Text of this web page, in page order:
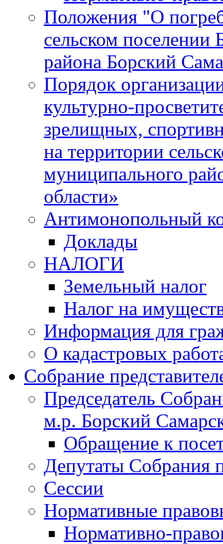
Положения "О
сельском поселении
района Борский
Порядок
культурно-
зрелищных,
на территории
муниципального
области»
Антимонопольный
Доклады
НАЛОГИ
Земельный налог
Налог на
Информация для
О кадастровых
Собрание
Председатель
м.р. Борский
Обращение к
Депутаты Собрания
Сессии
Нормативные
Нормативно-